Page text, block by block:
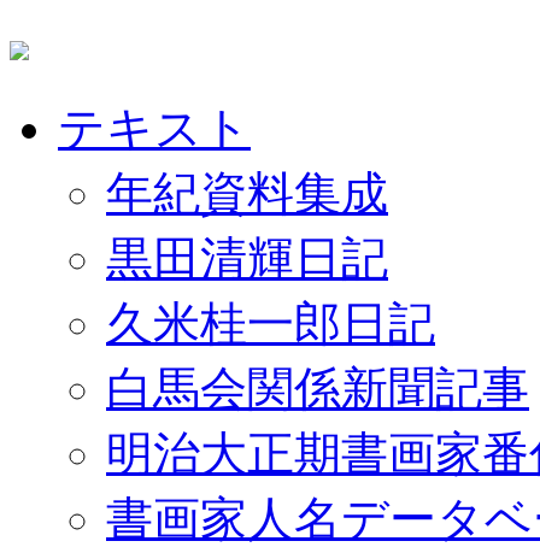
テキスト
年紀資料集成
黒田清輝日記
久米桂一郎日記
白馬会関係新聞記事
明治大正期書画家
書画家人名データ